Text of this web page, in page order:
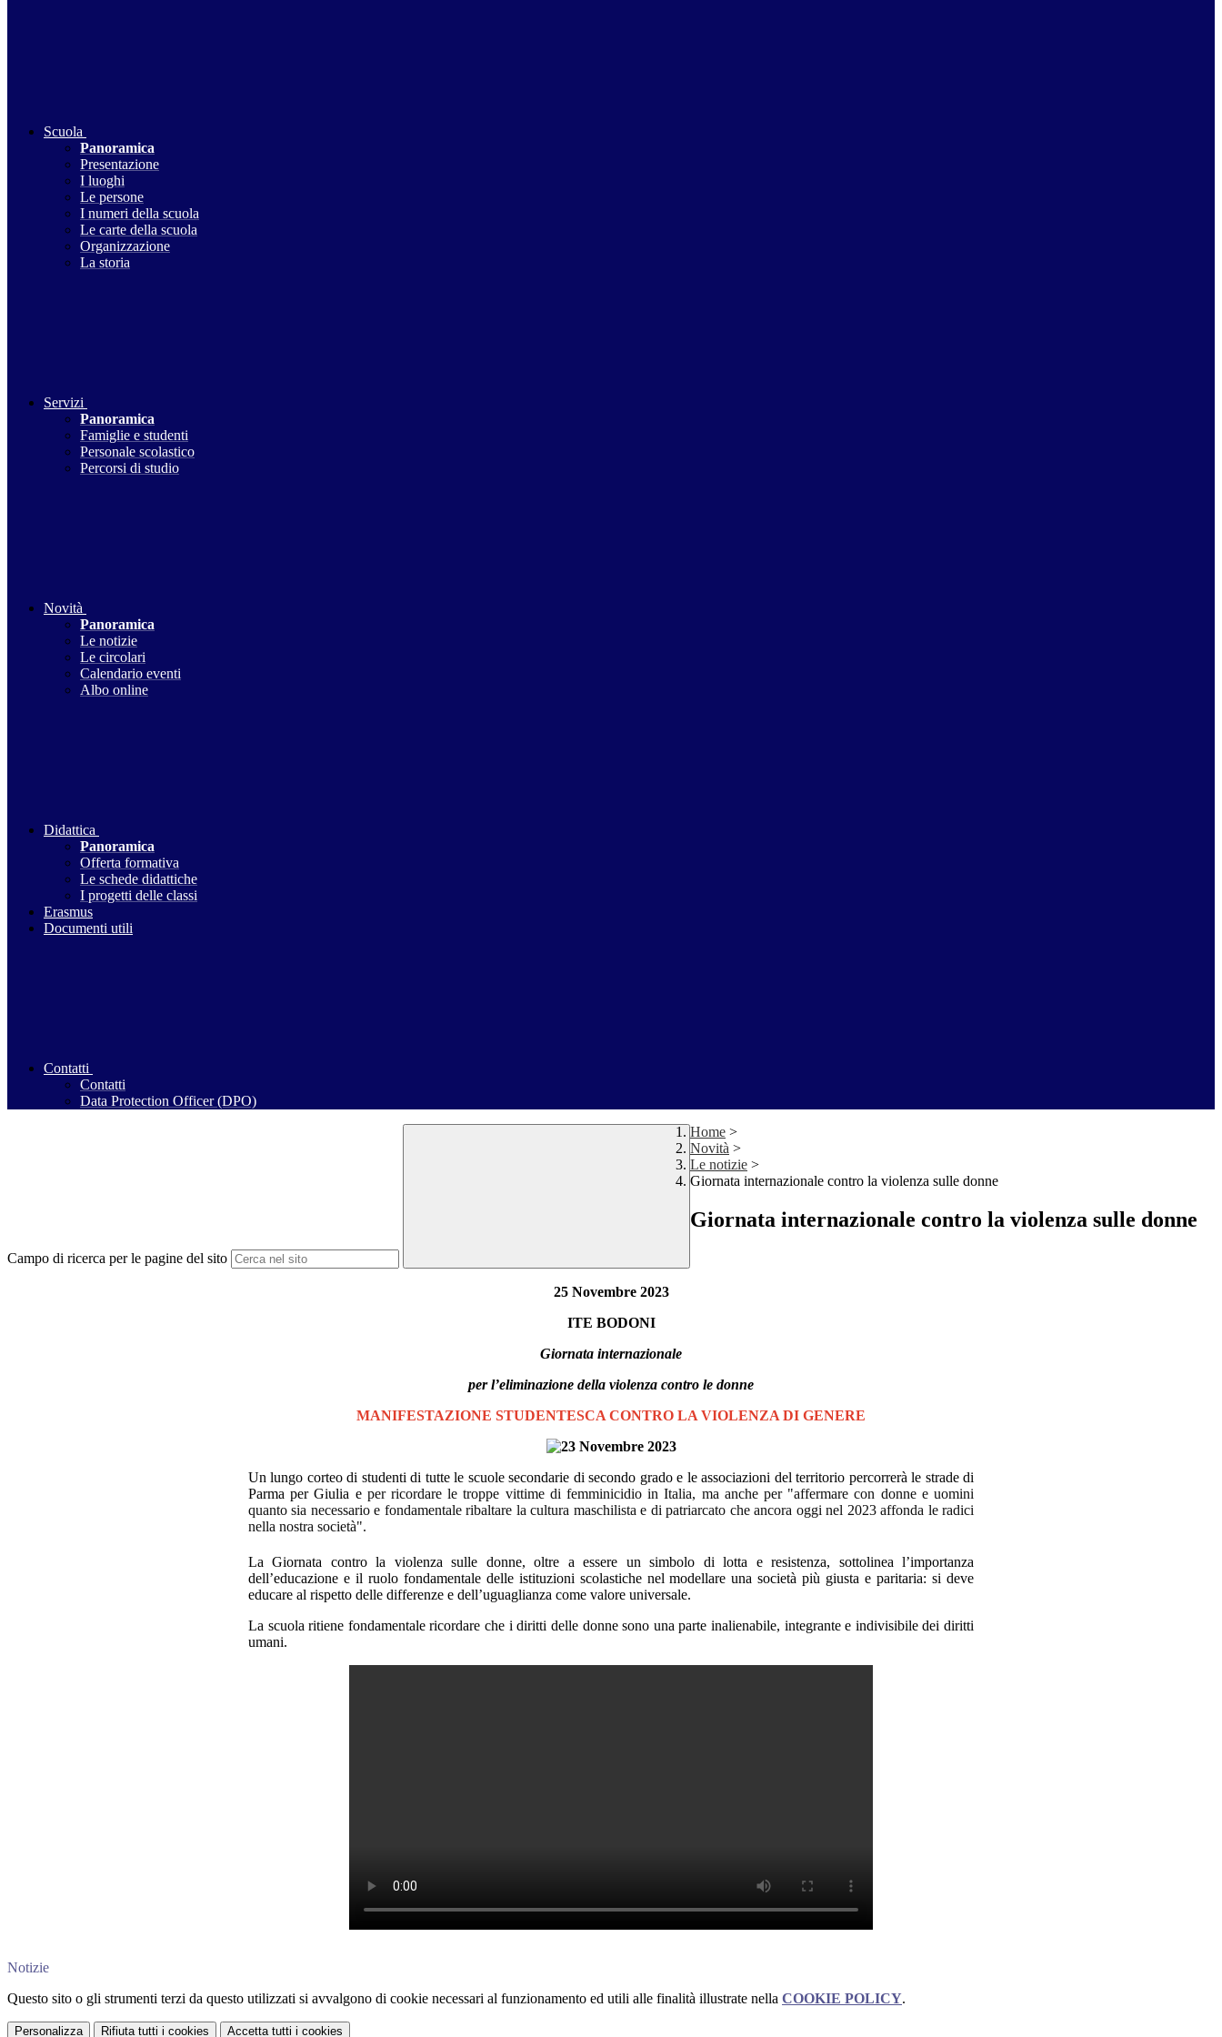
Scuola
Panoramica
Presentazione
I luoghi
Le persone
I numeri della scuola
Le carte della scuola
Organizzazione
La storia
Servizi
Panoramica
Famiglie e studenti
Personale scolastico
Percorsi di studio
Novità
Panoramica
Le notizie
Le circolari
Calendario eventi
Albo online
Didattica
Panoramica
Offerta formativa
Le schede didattiche
I progetti delle classi
Erasmus
Documenti utili
Contatti
Contatti
Data Protection Officer (DPO)
Campo di ricerca per le pagine del sito
Home >
Novità >
Le notizie >
Giornata internazionale contro la violenza sulle donne
Giornata internazionale contro la violenza sulle donne
25 Novembre 2023
ITE BODONI
Giornata internazionale
per l’eliminazione della violenza contro le donne
MANIFESTAZIONE STUDENTESCA CONTRO LA VIOLENZA DI GENERE
Un lungo corteo di studenti di tutte le scuole secondarie di secondo grado e le associazioni del territorio percorrerà le strade di
Parma per Giulia e per ricordare le troppe vittime di femminicidio in Italia, ma anche per "affermare con donne e uomini
quanto sia necessario e fondamentale ribaltare la cultura maschilista e di patriarcato che ancora oggi nel 2023 affonda le radici
nella nostra società".
La Giornata contro la violenza sulle donne, oltre a essere un simbolo di lotta e resistenza, sottolinea l’importanza
dell’educazione e il ruolo fondamentale delle istituzioni scolastiche nel modellare una società più giusta e paritaria: si deve
educare al rispetto delle differenze e dell’uguaglianza come valore universale.
La scuola ritiene fondamentale ricordare che i diritti delle donne sono una parte inalienabile, integrante e indivisibile dei diritti
umani.
Notizie
Questo sito o gli strumenti terzi da questo utilizzati si avvalgono di cookie necessari al funzionamento ed utili alle finalità illustrate nella COOKIE POLICY.
Personalizza Rifiuta tutti i cookies Accetta tutti i cookies